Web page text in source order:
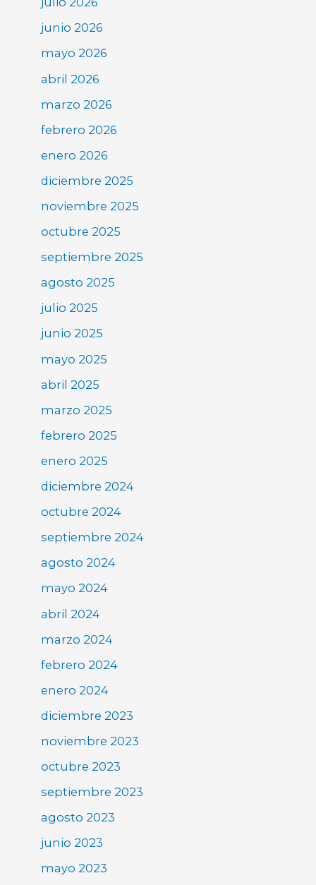
junio 2026
mayo 2026
abril 2026
marzo 2026
febrero 2026
enero 2026
diciembre 2025
noviembre 2025
octubre 2025
septiembre 2025
agosto 2025
julio 2025
junio 2025
mayo 2025
abril 2025
marzo 2025
febrero 2025
enero 2025
diciembre 2024
octubre 2024
septiembre 2024
agosto 2024
mayo 2024
abril 2024
marzo 2024
febrero 2024
enero 2024
diciembre 2023
noviembre 2023
octubre 2023
septiembre 2023
agosto 2023
junio 2023
mayo 2023